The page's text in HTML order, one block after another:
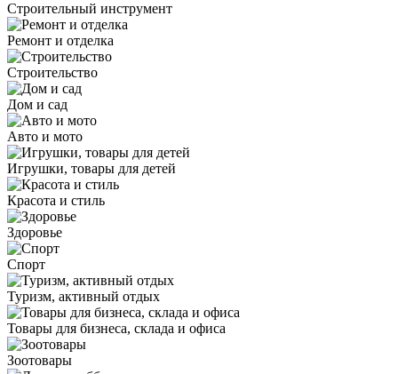
Строительный инструмент
Ремонт и отделка
Строительство
Дом и сад
Авто и мото
Игрушки, товары для детей
Красота и стиль
Здоровье
Спорт
Туризм, активный отдых
Товары для бизнеса, склада и офиса
Зоотовары